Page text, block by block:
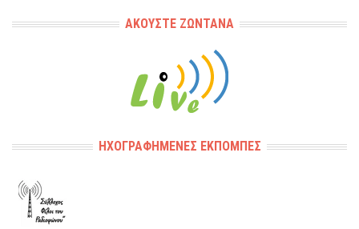
ΑΚΟΎΣΤΕ ΖΩΝΤΑΝΆ
ΗΧΟΓΡΑΦΗΜΈΝΕΣ ΕΚΠΟΜΠΈΣ